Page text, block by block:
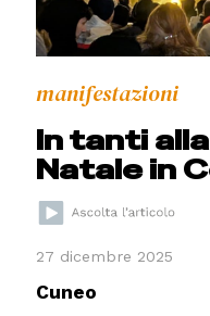
manifestazioni
In tanti
Natale in
27 dicembre 2025
Cuneo